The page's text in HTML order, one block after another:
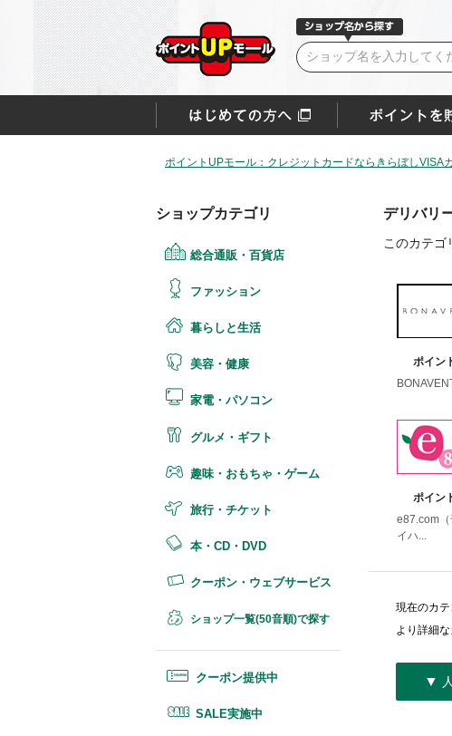
ポイントUPモール：クレジットカードならきらぼしVISA
ショップカテゴリ
総合通販・百貨店
ファッション
暮らしと生活
美容・健康
家電・パソコン
グルメ・ギフト
趣味・おもちゃ・ゲーム
旅行・チケット
本・CD・DVD
クーポン・ウェブサービス
ショップ一覧(50音順)で探す
クーポン提供中
SALE実施中
デリバリ
このカテゴ
ポイン
ポイン
e87.com
イハ...
現在のカテ
より詳細な
▼